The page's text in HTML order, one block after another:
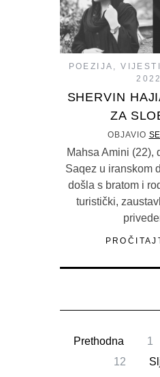
POEZIJA ,VIJESTI
2022
SHERVIN
ZA
OBJAVIO
Mahsa Amini (22),
Saqez u iranskom
došla s bratom i
turistički,
Prethodna 1
12